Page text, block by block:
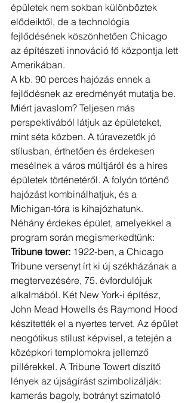
épületek nem sokban különböztek
elődeiktől, de a technológia
fejlődésének köszönhetően Chicago
az építészeti innováció fő központja lett
Amerikában.
A kb. 90 perces hajózás ennek a
fejlődésnek az eredményét mutatja be.
Miért javaslom? Teljesen más
perspektívából látjuk az épületeket,
mint séta közben. A túravezetők jó
stílusban, érthetően és érdekesen
mesélnek a város múltjáról és a híres
épületek történetéről. A folyón történő
hajózást kombinálhatjuk, és a
Michigan-tóra is kihajózhatunk.
Néhány érdekes épület, amelyekkel a
program során megismerkedtünk:
Tribune tower: 1922-ben, a Chicago
Tribune versenyt írt ki új székházának a
megtervezésére, 75. évfordulójuk
alkalmából. Két New York-i építész,
John Mead Howells és Raymond Hood
készítették el a nyertes tervet. Az épület
neogótikus stílust képvisel, a tetején a
középkori templomokra jellemző
pillérekkel. A Tribune Towert díszítő
lények az újságírást szimbolizálják:
kamerás bagoly, botrányt szimatoló